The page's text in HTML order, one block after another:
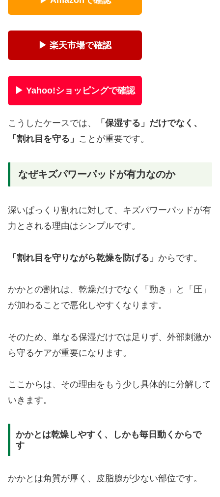
▶ 楽天市場で確認
▶ Yahoo!ショッピングで確認
こうしたケースでは、
「保湿する」だけでなく、
「割れ目を守る」 ことが重要です。
なぜキズパワーパッドが有力なのか
深いぱっくり割れに対して、キズパワーパッドが有
力とされる理由はシンプルです。
「割れ目を守りながら乾燥を防げる」 からです。
かかとの割れは、乾燥だけでなく「動き」と「圧」
が加わることで悪化しやすくなります。
そのため、単なる保湿だけでは足りず、外部刺激か
ら守るケアが重要になります。
ここからは、その理由をもう少し具体的に分解して
いきます。
かかとは乾燥しやすく、しかも毎日動くからで
す
かかとは角質が厚く、皮脂腺が少ない部位です。